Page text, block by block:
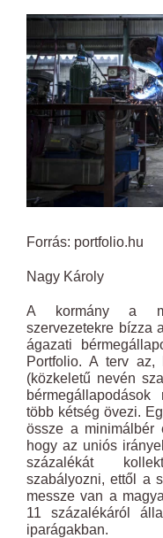
View
Larger
Image
Forrás: portfolio.hu
Nagy Károly
A kormány a
szervezetekre bízza
ágazati
Portfolio. A terv az,
(közkeletű nevén
több kétség övezi.
össze a minimálbér
hogy az uniós
százalékát
szabályozni, ettől a
messze van a
11 százalékáról
iparágakban.